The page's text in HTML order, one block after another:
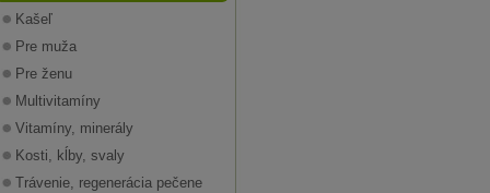
Kašeľ
Pre muža
Pre ženu
Multivitamíny
Vitamíny, minerály
Kosti, kĺby, svaly
Trávenie, regenerácia pečene